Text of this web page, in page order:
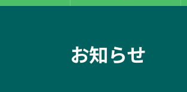
ッ
移
お知らせ